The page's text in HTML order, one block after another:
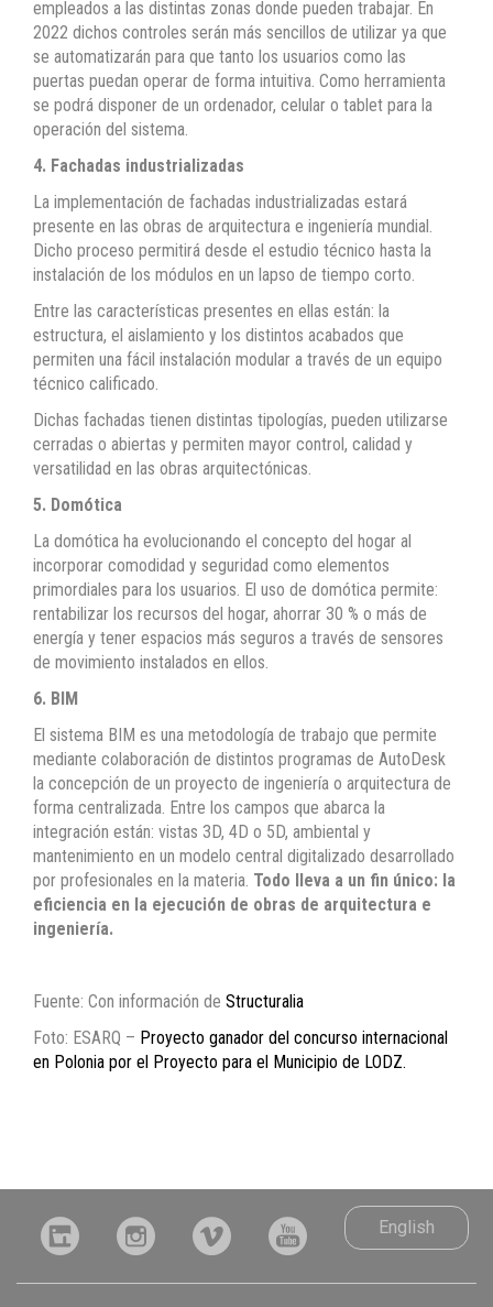
empleados a las distintas zonas donde pueden trabajar. En
2022 dichos controles serán más sencillos de utilizar ya que
se automatizarán para que tanto los usuarios como las
puertas puedan operar de forma intuitiva. Como herramienta
se podrá disponer de un ordenador, celular o tablet para la
operación del sistema.
4. Fachadas industrializadas
La implementación de fachadas industrializadas estará
presente en las obras de arquitectura e ingeniería mundial.
Dicho proceso permitirá desde el estudio técnico hasta la
instalación de los módulos en un lapso de tiempo corto.
Entre las características presentes en ellas están: la
estructura, el aislamiento y los distintos acabados que
permiten una fácil instalación modular a través de un equipo
técnico calificado.
Dichas fachadas tienen distintas tipologías, pueden utilizarse
cerradas o abiertas y permiten mayor control, calidad y
versatilidad en las obras arquitectónicas.
5. Domótica
La domótica ha evolucionando el concepto del hogar al
incorporar comodidad y seguridad como elementos
primordiales para los usuarios. El uso de domótica permite:
rentabilizar los recursos del hogar, ahorrar 30 % o más de
energía y tener espacios más seguros a través de sensores
de movimiento instalados en ellos.
6. BIM
El sistema BIM es una metodología de trabajo que permite
mediante colaboración de distintos programas de AutoDesk
la concepción de un proyecto de ingeniería o arquitectura de
forma centralizada. Entre los campos que abarca la
integración están: vistas 3D, 4D o 5D, ambiental y
mantenimiento en un modelo central digitalizado desarrollado
por profesionales en la materia. Todo lleva a un fin único: la
eficiencia en la ejecución de obras de arquitectura e
ingeniería.
Fuente: Con información de Structuralia
Foto: ESARQ – Proyecto ganador del concurso internacional
en Polonia por el Proyecto para el Municipio de LODZ.
English